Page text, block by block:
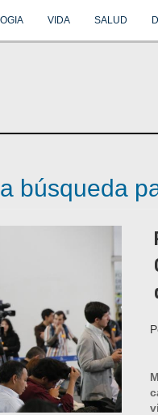
VIDA SALUD
búsqueda